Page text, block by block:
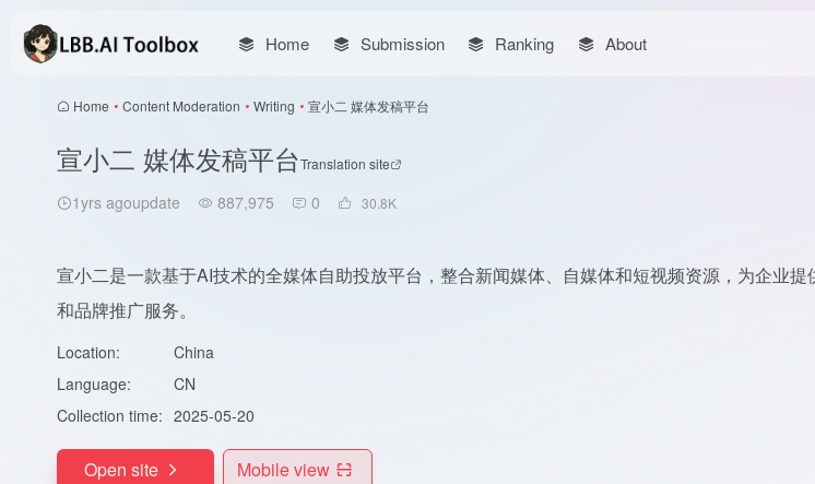
Home Submission Ranking About
Home • Content Moderation • Writing • 宣小二 媒体发稿平台
宣小二 媒体发稿平台Translation site
1yrs agoupdate 887,975 0 30.8K
宣小二是一款基于AI技术的全媒体自助投放平台，整合新闻媒体、自媒体和短视频资源，为企业提
和品牌推广服务。
Location:
China
Language:
CN
Collection time: 2025-05-20
Open site Mobile view